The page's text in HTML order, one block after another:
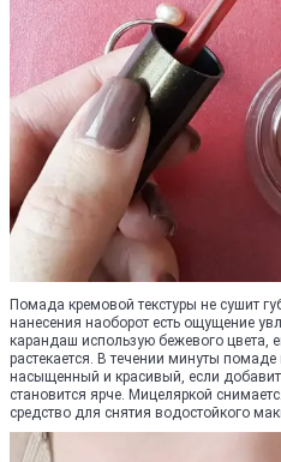
Помада кремовой текстуры не сушит
нанесения наоборот есть ощущение
карандаш использую бежевого цвета,
растекается. В течении минуты
насыщенный и красивый, если
становится ярче. Мицеляркой
средство для снятия водостойкого